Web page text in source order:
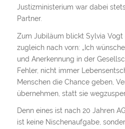
Justizministerium war dabei
Partner.
Zum Jubiläum blickt Sylvia Vogt
zugleich nach vorn: „Ich
und Anerkennung in der
Fehler, nicht immer
Menschen die Chance geben,
übernehmen, statt sie
Denn eines ist nach 20 Jahren
ist keine Nischenaufgabe,